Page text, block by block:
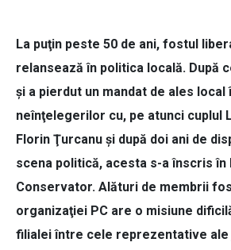
La puţin peste 50 de ani, fostul
relansează în politica locală. După
şi a pierdut un mandat de ales local
neînţelegerilor cu, pe atunci cuplul
Florin Ţurcanu şi după doi ani de
scena politică, acesta s-a înscris în
Conservator. Alături de membrii
organizaţiei PC are o misiune
filialei între cele reprezentative ale